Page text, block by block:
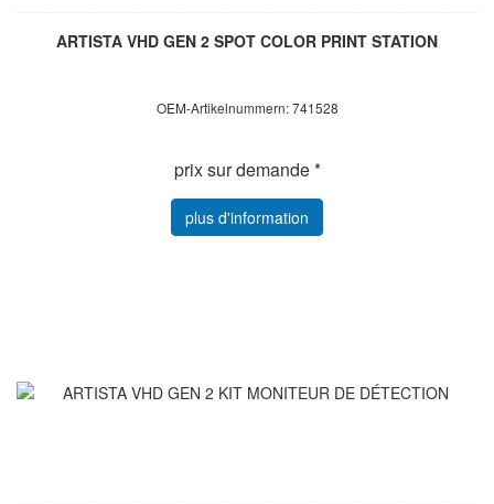
ARTISTA VHD GEN 2 SPOT COLOR PRINT STATION
OEM-Artikelnummern: 741528
prix sur demande *
plus d'information